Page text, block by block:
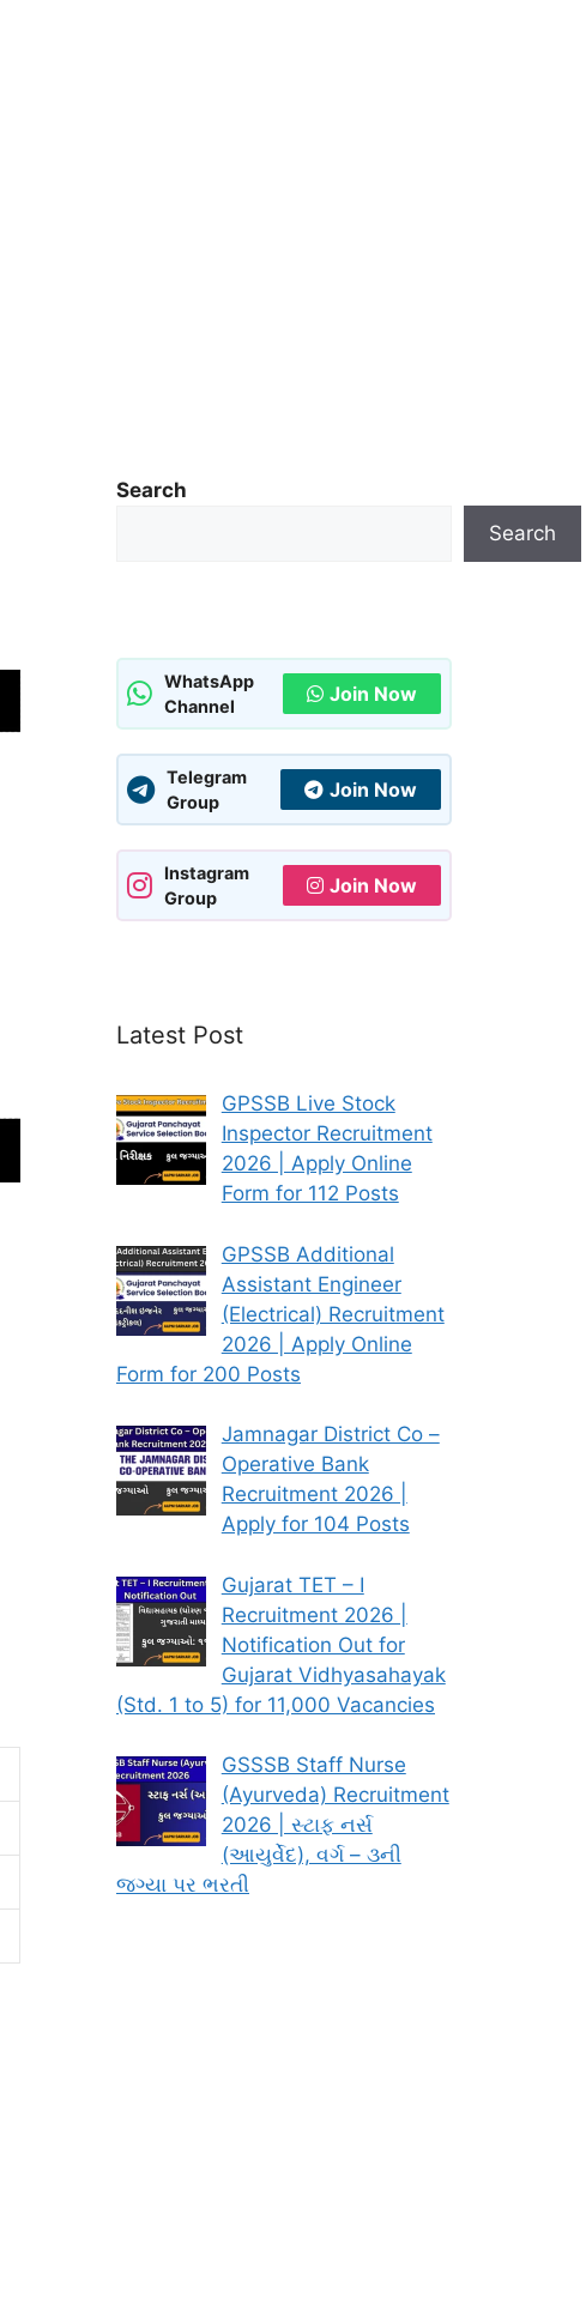
Search
Search
WhatsApp
Channel
Join Now
Telegram
Group
Join Now
Instagram
Group
Join Now
Latest Post
GPSSB Live Stock
Inspector Recruitment
2026 | Apply Online
Form for 112 Posts
GPSSB Additional
Assistant Engineer
(Electrical) Recruitment
2026 | Apply Online
Form for 200 Posts
Jamnagar District Co –
Operative Bank
Recruitment 2026 |
Apply for 104 Posts
Gujarat TET – I
Recruitment 2026 |
Notification Out for
Gujarat Vidhyasahayak
(Std. 1 to 5) for 11,000 Vacancies
GSSSB Staff Nurse
(Ayurveda) Recruitment
2026 | સ્ટાફ નર્સ
(આયુર્વેદ), વર્ગ – ૩ની
જગ્યા પર ભરતી